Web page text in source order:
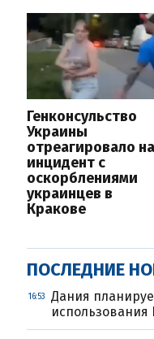
Генконсульство
Украины
отреагировало на
инцидент с
оскорблениями
украинцев в
Кракове
ПОСЛЕДНИЕ
16:53
Дания